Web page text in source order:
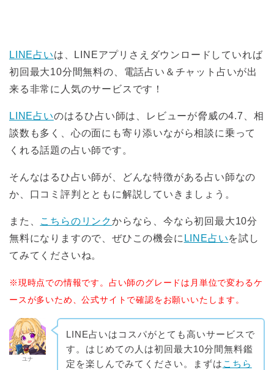
LINE占いは、LINEアプリさえダウンロードしていれば
初回最大10分間無料の、電話占い＆チャット占いが出
来る非常に人気のサービスです！
LINE占いのはるひ占い師は、レビューが脅威の4.7、相
談数も多く、心の面にも寄り添いながら相談に乗って
くれる話題の占い師です。
そんなはるひ占い師が、どんな特徴がある占い師なの
か、口コミ評判とともに解説していきましょう。
また、 こちらのリンクからなら、今なら初回最大10分
無料になりますので、ぜひこの機会に LINE占いを試し
てみてくださいね。
※現時点での情報です。占い師のグレードは月単位で変わるケ
ースが多いため、公式サイトで確認をお願いいたします。
ユナ
LINE占いはコスパがとても高いサービスで
す。はじめての人は初回最大10分間無料鑑
定を楽しんでみてください。まずは こちら